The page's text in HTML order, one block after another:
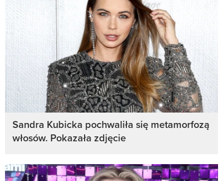
Sandra Kubicka pochwaliła się metamorfozą
włosów. Pokazała zdjęcie